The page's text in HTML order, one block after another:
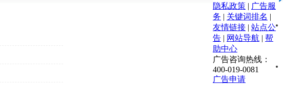
隐私政策 | 广告服
务 | 关键词排名 |
友情链接 | 站点公
告 | 网站导航 | 帮
助中心
广告咨询热线：
400-019-0081
广告申请